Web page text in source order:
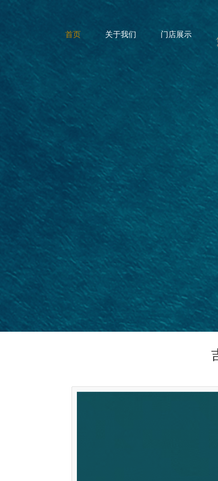
首页 关于我们 门店展示